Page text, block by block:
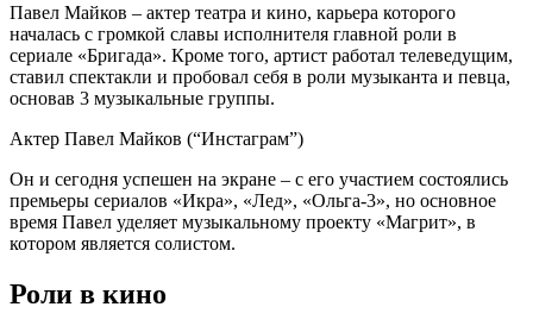
Павел Майков – актер театра и кино, карьера которого
началась с громкой славы исполнителя главной роли в
сериале «Бригада». Кроме того, артист работал телеведущим,
ставил спектакли и пробовал себя в роли музыканта и певца,
основав 3 музыкальные группы.
Актер Павел Майков (“Инстаграм”)
Он и сегодня успешен на экране – с его участием состоялись
премьеры сериалов «Икра», «Лед», «Ольга-3», но основное
время Павел уделяет музыкальному проекту «Магрит», в
котором является солистом.
Роли в кино